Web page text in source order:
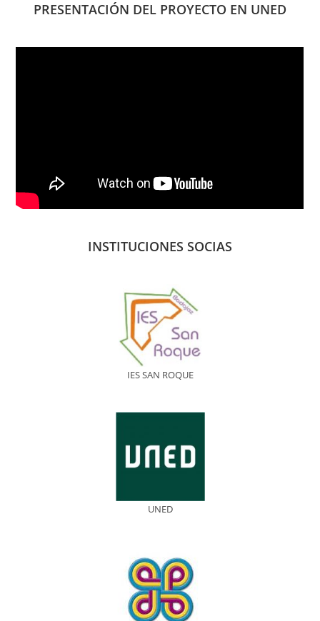
PRESENTACIÓN DEL PROYECTO EN UNED
INSTITUCIONES SOCIAS
IES SAN ROQUE
UNED